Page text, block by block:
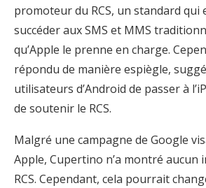
promoteur du RCS, un standard qui
succéder aux SMS et MMS
qu’Apple le prenne en charge.
répondu de manière espiègle,
utilisateurs d’Android de passer à
de soutenir le RCS.
Malgré une campagne de Google
Apple, Cupertino n’a montré aucun
RCS. Cependant, cela pourrait